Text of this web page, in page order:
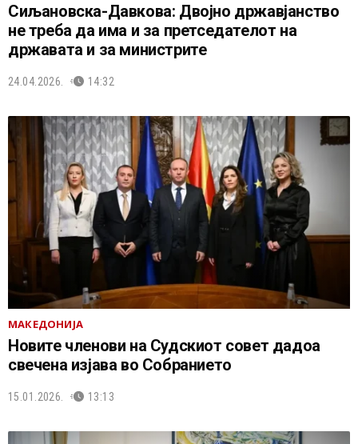
Сиљановска-Давковa: Двојно државјанство
не треба да има и за претседателот на
државата и за министрите
24.04.2026. 14:32
МАКЕДОНИЈА
Новите членови на Судскиот совет дадоа
свечена изјава во Собранието
15.01.2026. 13:13